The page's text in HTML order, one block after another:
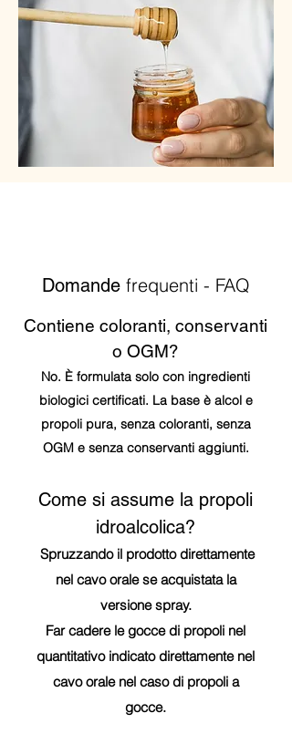
Domande frequenti - FAQ
Contiene coloranti, conservanti
o OGM?
No. È formulata solo con ingredienti
biologici certificati. La base è alcol e
propoli pura, senza coloranti, senza
OGM e senza conservanti aggiunti.
Come si assume la propoli
idroalcolica?
Spruzzando il prodotto direttamente
nel cavo orale se acquistata la
versione spray.
Far cadere le gocce di propoli nel
quantitativo indicato direttamente nel
cavo orale nel caso di propoli a
gocce.